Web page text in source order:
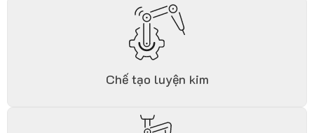
Chế tạo luyện kim